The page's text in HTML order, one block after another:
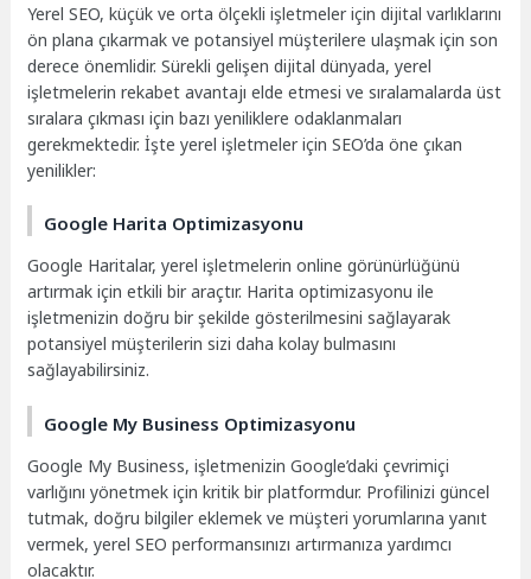
Yerel SEO, küçük ve orta ölçekli işletmeler için dijital varlıklarını
ön plana çıkarmak ve potansiyel müşterilere ulaşmak için son
derece önemlidir. Sürekli gelişen dijital dünyada, yerel
işletmelerin rekabet avantajı elde etmesi ve sıralamalarda üst
sıralara çıkması için bazı yeniliklere odaklanmaları
gerekmektedir. İşte yerel işletmeler için SEO’da öne çıkan
yenilikler:
Google Harita Optimizasyonu
Google Haritalar, yerel işletmelerin online görünürlüğünü
artırmak için etkili bir araçtır. Harita optimizasyonu ile
işletmenizin doğru bir şekilde gösterilmesini sağlayarak
potansiyel müşterilerin sizi daha kolay bulmasını
sağlayabilirsiniz.
Google My Business Optimizasyonu
Google My Business, işletmenizin Google’daki çevrimiçi
varlığını yönetmek için kritik bir platformdur. Profilinizi güncel
tutmak, doğru bilgiler eklemek ve müşteri yorumlarına yanıt
vermek, yerel SEO performansınızı artırmanıza yardımcı
olacaktır.